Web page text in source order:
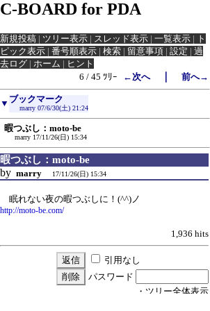
C-BOARD for PDA
新規投稿 | ツリー表示 | スレッド表示 | 一覧表示 | ト
ピック表示 | 番号順表示 | 検索 | 留意事項 | 設定 | 過
去ログ | ホーム | ヒント
6 / 45 ﾂﾘｰ
←次へ｜ 前へ→
▼ ブックマーク
marry 07/6/30(土) 21:24
暇つぶし：moto-be
marry 17/11/26(日) 15:34
暇つぶし：moto-be
by marry 17/11/26(日) 15:34
眠れない夜の暇つぶしに！(^^)ノ
http://moto-be.com/
1,936 hits
引用なし
パスワード
・ツリー全体表示